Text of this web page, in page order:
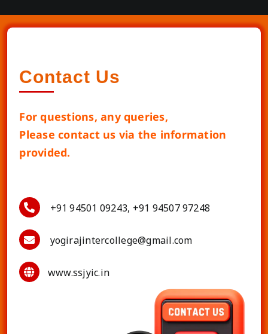
Contact Us
For questions, any queries,
Please contact us via the information
provided.
+91 94501 09243, +91 94507 97248
yogirajintercollege@gmail.com
www.ssjyic.in